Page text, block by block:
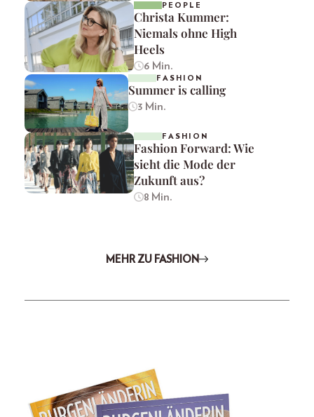
PEOPLE
Christa Kummer:
Niemals ohne High
Heels
6 Min.
FASHION
Summer is calling
3 Min.
FASHION
Fashion Forward: Wie
sieht die Mode der
Zukunft aus?
8 Min.
MEHR ZU FASHION